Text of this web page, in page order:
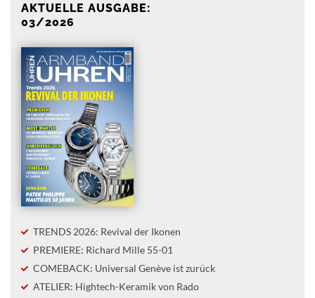
AKTUELLE AUSGABE:
03/2026
TRENDS 2026: Revival der Ikonen
PREMIERE: Richard Mille 55-01
COMEBACK: Universal Genève ist zurück
ATELIER: Hightech-Keramik von Rado